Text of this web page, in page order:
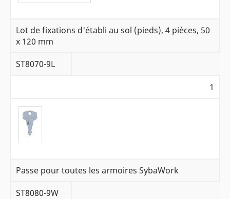
Lot de fixations d'établi au sol (pieds), 4 pièces, 50
x 120 mm
ST8070-9L
1
Passe pour toutes les armoires SybaWork
ST8080-9W